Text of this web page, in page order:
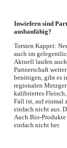
Inwiefern sind
ausbaufähig?
Torsten Kappei:
auch im
Aktuell laufen
Partnerschaft
benötigen, gibt es
regionalen
kalibriertes
Fall ist, auf einmal
einfach nicht aus.
Auch Bio-
einfach nicht her.